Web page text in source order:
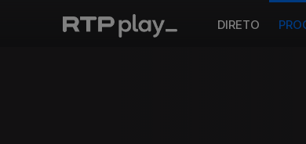
DIRETO